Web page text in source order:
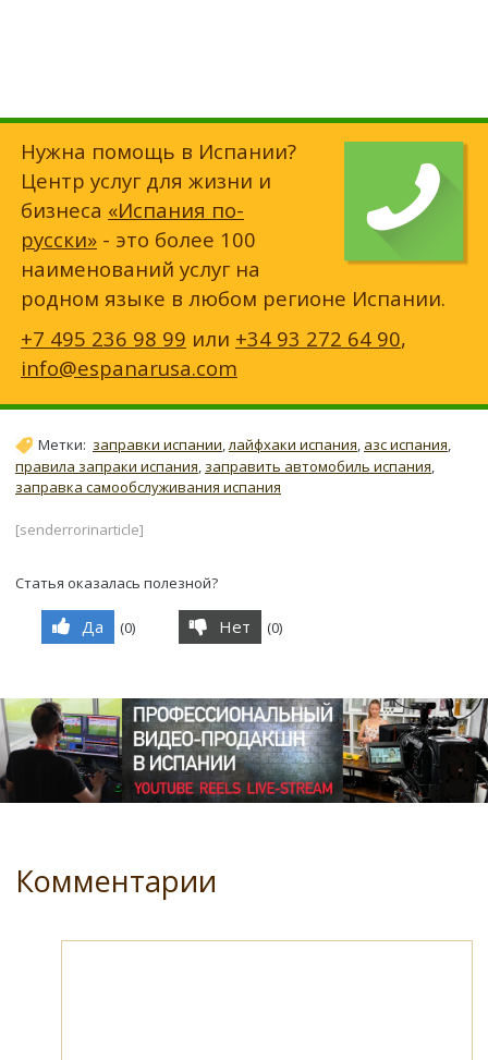
Нужна помощь в Испании?
Центр услуг для жизни и
бизнеса «Испания по-
русски» - это более 100
наименований услуг на
родном языке в любом регионе Испании.
+7 495 236 98 99 или +34 93 272 64 90,
info@espanarusa.com
Метки: заправки испании,лайфхаки испания, азс испания,
правила запраки испания, заправить автомобиль испания,
заправка самообслуживания испания
[senderrorinarticle]
Статья оказалась полезной?
Да (0) Нет (0)
Комментарии